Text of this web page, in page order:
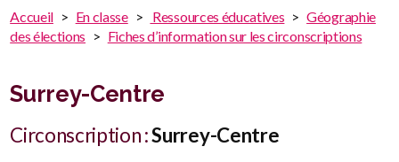
You
here
You
are
Accueil En classe Ressources éducatives
Géographie
des élections
Fiches d’information sur les circonscriptions
Surrey-Centre
Circonscription :Surrey-Centre